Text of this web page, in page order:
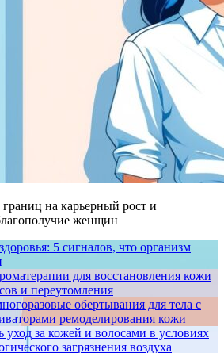
на карьерный рост и
женщин
5 сигналов, что организм
для восстановления кожи
и переутомления
обертывания для тела с
ремоделирования кожи
уход за кожей и волосами в условиях
загрязнения воздуха